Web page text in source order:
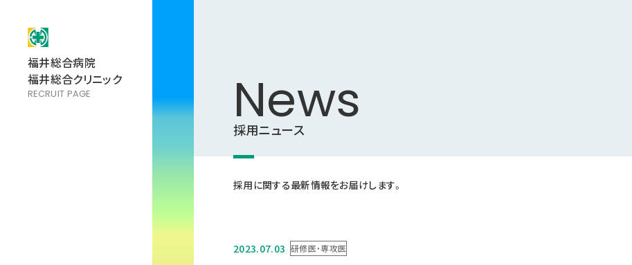
福井総合病院
福井総合クリニック
RECRUIT PAGE News
採用ニュース
採用に関する最新情報をお届けします。
2023.07.03 研修医・専攻医